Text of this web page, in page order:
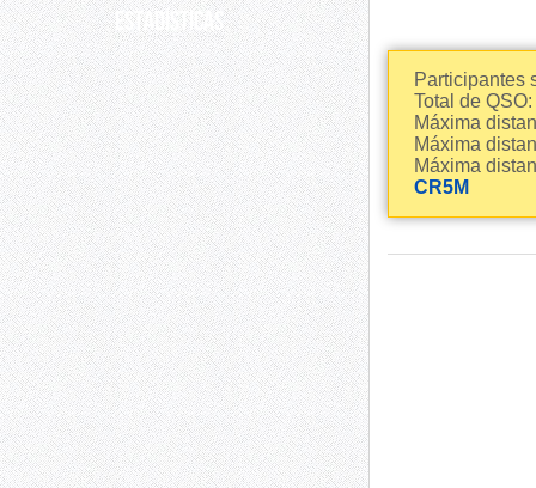
ESTADÍSTICAS
Participantes
Total de
Máxima
Máxima
Máxima
CR5M